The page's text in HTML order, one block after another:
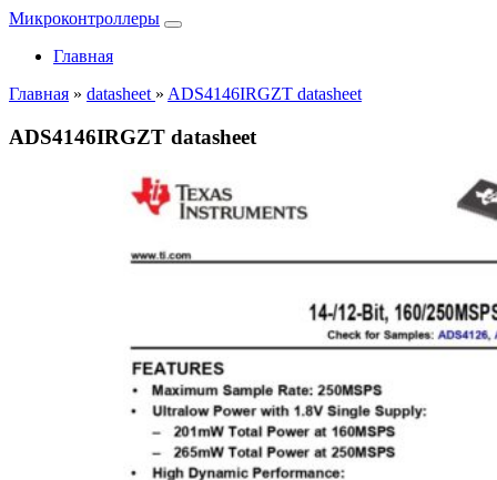
Микроконтроллеры
Главная
Главная » datasheet » ADS4146IRGZT datasheet
ADS4146IRGZT datasheet